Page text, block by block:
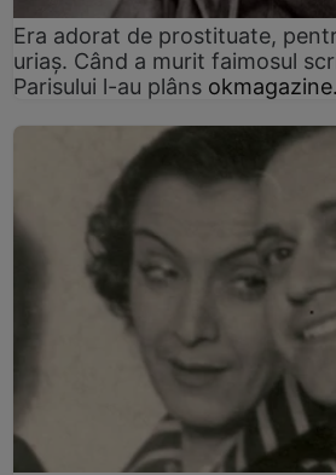
Era adorat de prostituate,
uriaș. Când a murit faimosul
Parisului l-au plâns